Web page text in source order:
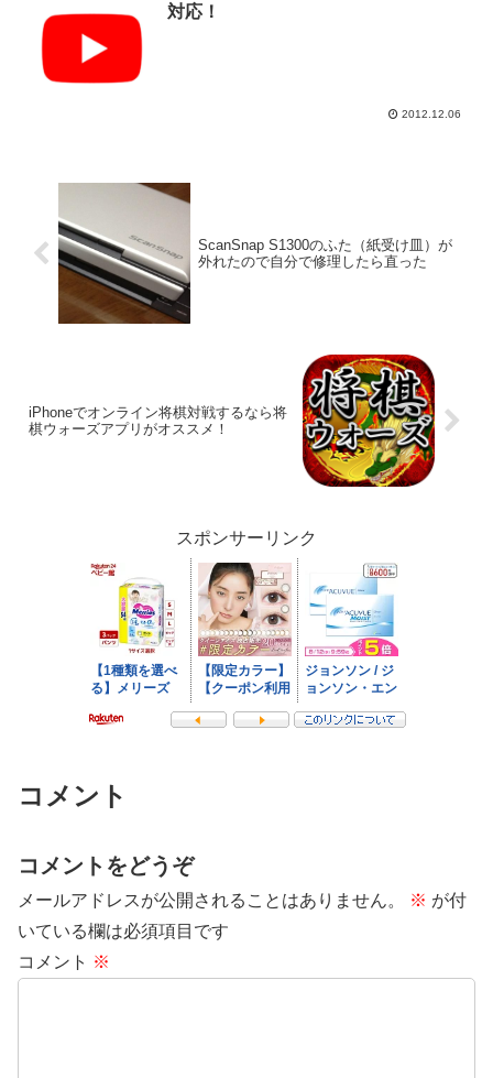
対応！
2012.12.06
ScanSnap S1300のふた（紙受け皿）が
外れたので自分で修理したら直った
iPhoneでオンライン将棋対戦するなら将
棋ウォーズアプリがオススメ！
スポンサーリンク
コメント
コメントをどうぞ
メールアドレスが公開されることはありません。 ※ が付
いている欄は必須項目です
コメント ※